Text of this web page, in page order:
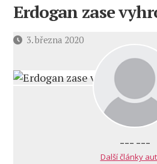
Erdogan zase
Datum3. března 2020
--- ---
Další články